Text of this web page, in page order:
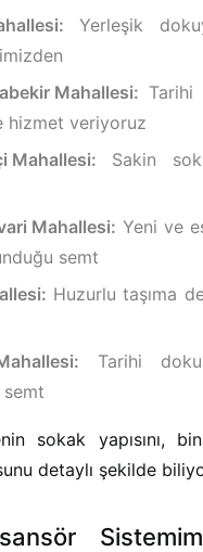
Yerleşik
Mahallesi: Tarihi
hizmet veriyoruz
Mahallesi: Sakin
Mahallesi: Yeni ve
semt
Huzurlu taşıma
Tarihi
sokak yapısını,
detaylı şekilde